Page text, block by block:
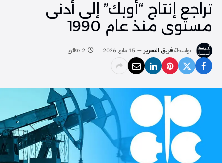
تراجع إنتاج “أوبك” إلى أدنى
مستوى منذ عام 1990
بواسطةفريق التحرير 15 مايو, 2026 2 دقائق